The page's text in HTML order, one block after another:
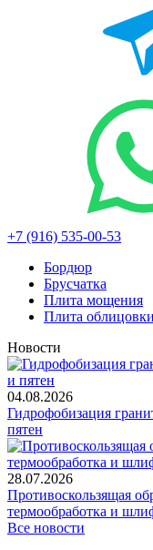
+7 (916) 535-00-53
Бордюр
Брусчатка
Плита мощения
Плита облицовки
Новости
04.08.2026
Гидрофобизация
пятен
28.07.2026
Противоскользящая
термообработка и
Все новости